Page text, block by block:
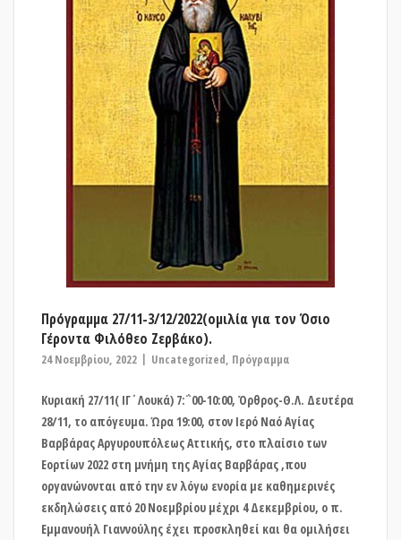
Πρόγραμμα 27/11-3/12/2022(ομιλία για τον Όσιο
Γέροντα Φιλόθεο Ζερβάκο).
24 Νοεμβρίου, 2022 Uncategorized, Πρόγραμμα
Κυριακή 27/11( ΙΓ΄Λουκά) 7:΅00-10:00, Όρθρος-Θ.Λ. Δευτέρα
28/11, το απόγευμα. Ώρα 19:00, στον Ιερό Ναό Αγίας
Βαρβάρας Αργυρουπόλεως Αττικής, στο πλαίσιο των
Εορτίων 2022 στη μνήμη της Αγίας Βαρβάρας ,που
οργανώνονται από την εν λόγω ενορία με καθημερινές
εκδηλώσεις από 20 Νοεμβρίου μέχρι 4 Δεκεμβρίου, ο π.
Εμμανουήλ Γιαννούλης έχει προσκληθεί και θα ομιλήσει